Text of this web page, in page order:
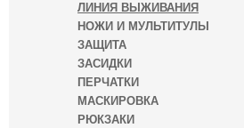
ЛИНИЯ ВЫЖИВАНИЯ
НОЖИ И МУЛЬТИТУЛЫ
ЗАЩИТА
ЗАСИДКИ
ПЕРЧАТКИ
МАСКИРОВКА
РЮКЗАКИ